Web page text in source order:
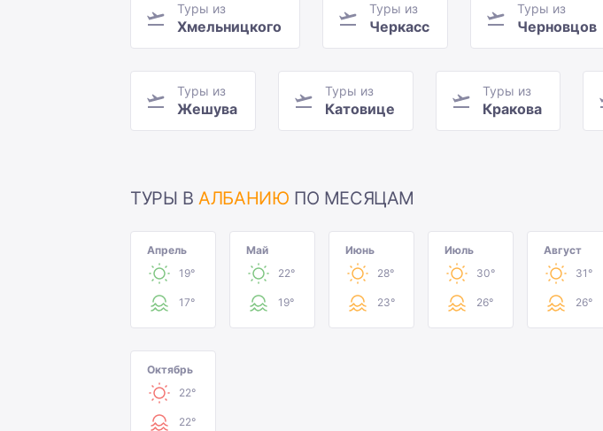
Туры из
Хмельницкого
Туры из
Черкасс
Туры из
Черновцов
Туры из
Жешува
Туры из
Катовице
Туры из
Кракова
ТУРЫ ВАЛБАНИЮ ПО МЕСЯЦАМ
Апрель
19°
17°
Май
22°
19°
Июнь
28°
23°
Июль
30°
26°
Август
31°
26°
Октябрь
22°
22°